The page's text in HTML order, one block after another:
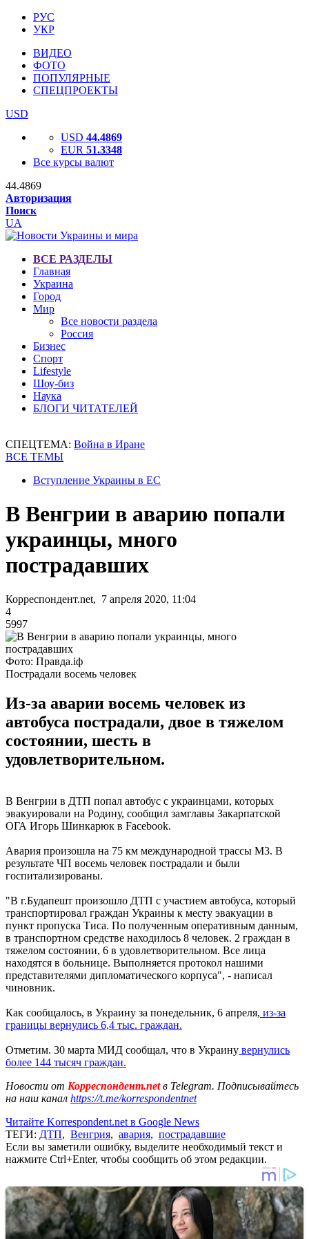
РУС
УКР
ВИДЕО
ФОТО
ПОПУЛЯРНЫЕ
СПЕЦПРОЕКТЫ
USD
USD 44.4869
EUR 51.3348
Все курсы валют
44.4869
Авторизация
Поиск
UA
ВСЕ РАЗДЕЛЫ
Главная
Украина
Город
Мир
Все новости раздела
Россия
Бизнес
Спорт
Lifestyle
Шоу-биз
Наука
БЛОГИ ЧИТАТЕЛЕЙ
СПЕЦТЕМА: Война в Иране
ВСЕ ТЕМЫ
Вступление Украины в ЕС
В Венгрии в аварию попали
украинцы, много
пострадавших
Корреспондент.net, 7 апреля 2020, 11:04
4
5997
Фото: Правда.іф
Пострадали восемь человек
Из-за аварии восемь человек из
автобуса пострадали, двое в тяжелом
состоянии, шесть в
удовлетворительном.
В Венгрии в ДТП попал автобус с украинцами, которых
эвакуировали на Родину, сообщил замглавы Закарпатской
ОГА Игорь Шинкарюк в Facebook.
Авария произошла на 75 км международной трассы М3. В
результате ЧП восемь человек пострадали и были
госпитализированы.
"В г.Будапешт произошло ДТП с участием автобуса, который
транспортировал граждан Украины к месту эвакуации в
пункт пропуска Тиса. По полученным оперативным данным,
в транспортном средстве находилось 8 человек. 2 граждан в
тяжелом состоянии, 6 в удовлетворительном. Все лица
находятся в больнице. Выполняется протокол нашими
представителями дипломатического корпуса", - написал
чиновник.
Как сообщалось, в Украину за понедельник, 6 апреля, из-за
границы вернулись 6,4 тыс. граждан.
Отметим. 30 марта МИД сообщал, что в Украину вернулись
более 144 тысяч граждан.
Новости от Корреспондент.netв Telegram. Подписывайтесь
на наш канал https://t.me/korrespondentnet
Читайте Korrespondent.net в Google News
ТЕГИ: ДТП, Венгрия, авария, пострадавшие
Если вы заметили ошибку, выделите необходимый текст и
нажмите Ctrl+Enter, чтобы сообщить об этом редакции.